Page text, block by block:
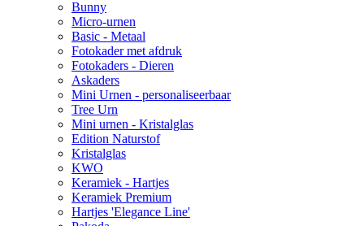
Bunny
Micro-urnen
Basic - Metaal
Fotokader met afdruk
Fotokaders - Dieren
Askaders
Mini Urnen - personaliseerbaar
Tree Urn
Mini urnen - Kristalglas
Edition Naturstof
Kristalglas
KWO
Keramiek - Hartjes
Keramiek Premium
Hartjes 'Elegance Line'